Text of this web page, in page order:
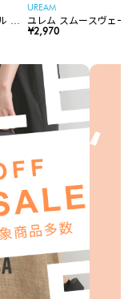
リ
UREAM
ユレム スムースヴェ
ップスティック
¥2,970